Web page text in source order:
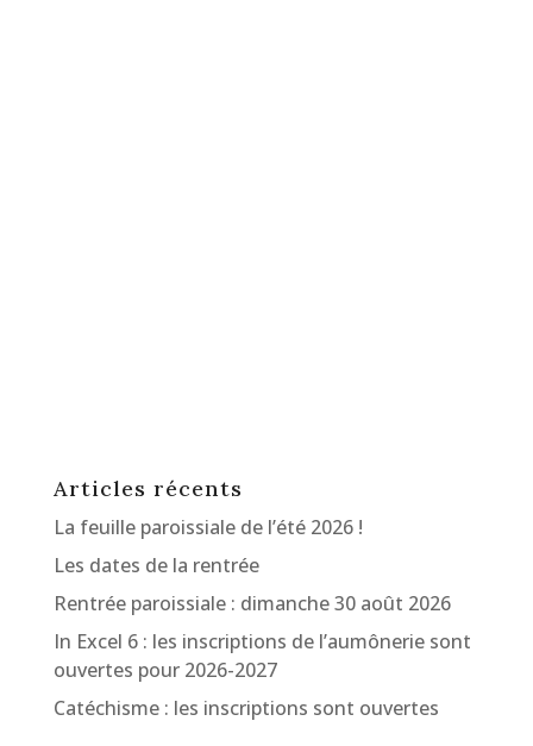
Articles récents
La feuille paroissiale de l’été 2026 !
Les dates de la rentrée
Rentrée paroissiale : dimanche 30 août 2026
In Excel 6 : les inscriptions de l’aumônerie sont
ouvertes pour 2026-2027
Catéchisme : les inscriptions sont ouvertes